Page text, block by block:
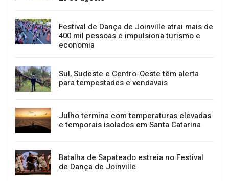
Migração do sistema tributário em
Joinville interromperá serviços entre 15 e
23 de agosto
Festival de Dança de Joinville atrai mais de
400 mil pessoas e impulsiona turismo e
economia
Sul, Sudeste e Centro-Oeste têm alerta
para tempestades e vendavais
Julho termina com temperaturas elevadas
e temporais isolados em Santa Catarina